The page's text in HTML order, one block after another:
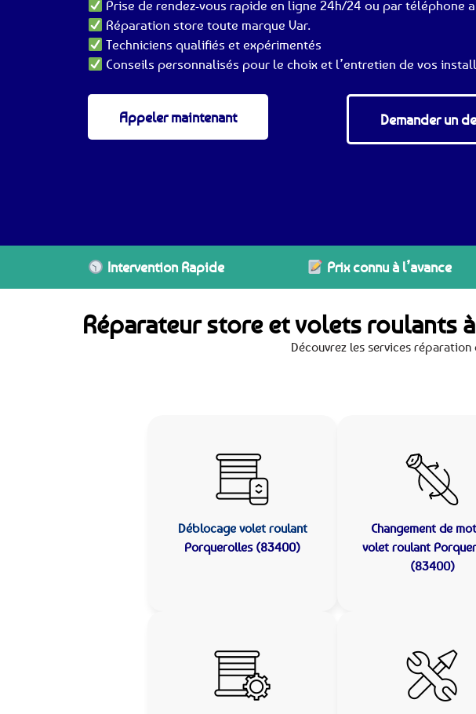
Prise de rendez-vous rapide en ligne 24h/24 ou par téléphone
Réparation store toute marque Var.
Techniciens qualifiés et expérimentés
Conseils personnalisés pour le choix et l’entretien de vos
Appeler maintenant Demander un
Intervention Rapide Prix connu à l’avance
Réparateur store et volets roulants
Découvrez les services
Déblocage volet roulant
Porquerolles (83400)
Changement de
volet roulant
(83400)